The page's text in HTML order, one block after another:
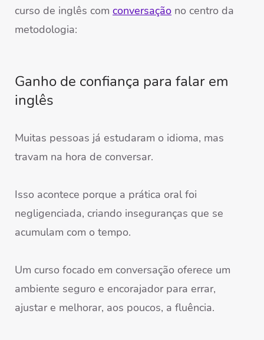
curso de inglês com conversação no centro da
metodologia:
Ganho de confiança para falar em
inglês
Muitas pessoas já estudaram o idioma, mas
travam na hora de conversar.
Isso acontece porque a prática oral foi
negligenciada, criando inseguranças que se
acumulam com o tempo.
Um curso focado em conversação oferece um
ambiente seguro e encorajador para errar,
ajustar e melhorar, aos poucos, a fluência.